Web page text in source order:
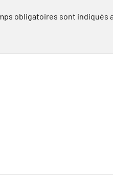
obligatoires sont indiqués